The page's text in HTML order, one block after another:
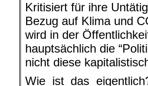
Kritisiert für ihre
Bezug auf Klima und
wird in der
hauptsächlich die
nicht diese
Wie ist das